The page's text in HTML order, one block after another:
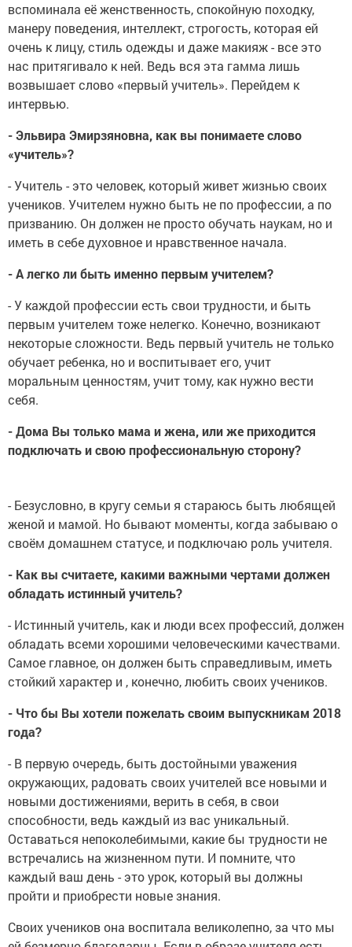
вспоминала её женственность, спокойную походку,
манеру поведения, интеллект, строгость, которая ей
очень к лицу, стиль одежды и даже макияж - все это
нас притягивало к ней. Ведь вся эта гамма лишь
возвышает слово «первый учитель». Перейдем к
интервью.
- Эльвира Эмирзяновна, как вы понимаете слово
«учитель»?
- Учитель - это человек, который живет жизнью своих
учеников. Учителем нужно быть не по профессии, а по
призванию. Он должен не просто обучать наукам, но и
иметь в себе духовное и нравственное начала.
- А легко ли быть именно первым учителем?
- У каждой профессии есть свои трудности, и быть
первым учителем тоже нелегко. Конечно, возникают
некоторые сложности. Ведь первый учитель не только
обучает ребенка, но и воспитывает его, учит
моральным ценностям, учит тому, как нужно вести
себя.
- Дома Вы только мама и жена, или же приходится
подключать и свою профессиональную сторону?
- Безусловно, в кругу семьи я стараюсь быть любящей
женой и мамой. Но бывают моменты, когда забываю о
своём домашнем статусе, и подключаю роль учителя.
- Как вы считаете, какими важными чертами должен
обладать истинный учитель?
- Истинный учитель, как и люди всех профессий, должен
обладать всеми хорошими человеческими качествами.
Самое главное, он должен быть справедливым, иметь
стойкий характер и , конечно, любить своих учеников.
- Что бы Вы хотели пожелать своим выпускникам 2018
года?
- В первую очередь, быть достойными уважения
окружающих, радовать своих учителей все новыми и
новыми достижениями, верить в себя, в свои
способности, ведь каждый из вас уникальный.
Оставаться непоколебимыми, какие бы трудности не
встречались на жизненном пути. И помните, что
каждый ваш день - это урок, который вы должны
пройти и приобрести новые знания.
Своих учеников она воспитала великолепно, за что мы